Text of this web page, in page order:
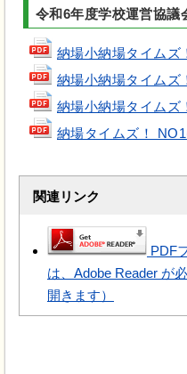
令和6年度学校運営協議
納場小納場タイムズ
納場小納場タイムズ
納場小納場タイムズ
納場タイムズ！
関連リンク
PDF
は、Adobe Reader が
開きます）